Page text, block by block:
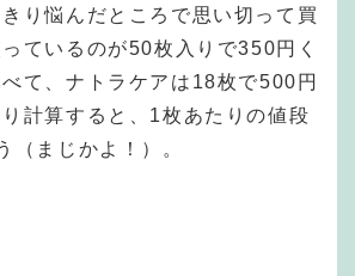
り悩んだところで思い切って買
ているのが50枚入りで350円く
て、ナトラケアは18枚で500円
計算すると、1枚あたりの値段
（まじかよ！）。